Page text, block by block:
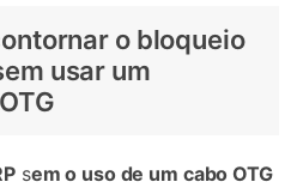
o bloqueio
usar um
sem o uso de um cabo OTG